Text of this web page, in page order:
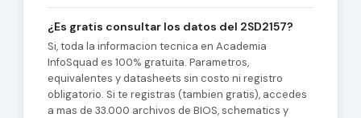
¿Es gratis consultar los datos del 2SD2157?
Si, toda la informacion tecnica en Academia
InfoSquad es 100% gratuita. Parametros,
equivalentes y datasheets sin costo ni registro
obligatorio. Si te registras (tambien gratis), accedes
a mas de 33.000 archivos de BIOS, schematics y